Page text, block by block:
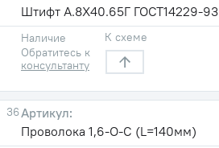
Штифт А.8Х40.65Г ГОСТ14229-93
Наличие
Обратитесь к
консультанту
К схеме
36
Проволока 1,6-О-С (L=140мм)